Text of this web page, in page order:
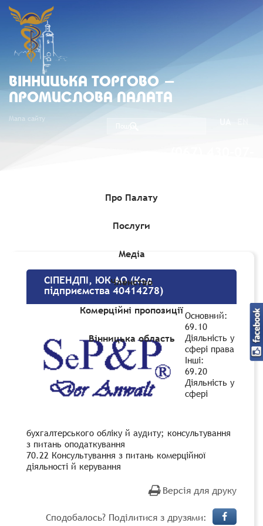
ВIННИЦЬКА ТОРГОВО -
ПРОМИСЛОВА ПАЛАТА
Мапа сайту
Про Палату
Послуги
Медіа
Членство
Комерційні пропозиції
Вінницька область
Члени Вінницької ТПП
СІПЕНДПІ, ЮК АО (Код
підприємства 40414278)
Основний:
69.10
Діяльність у
сфері права
Інші:
69.20
Діяльність у
сфері
бухгалтерського обліку й аудиту; консультування
з питань оподаткування
70.22 Консультування з питань комерційної
діяльності й керування
Версія для друку
Сподобалось? Поділитися з друзями: